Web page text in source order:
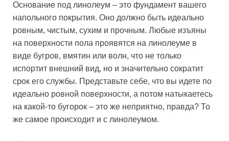
Основание под линолеум – это фундамент вашего
напольного покрытия. Оно должно быть идеально
ровным, чистым, сухим и прочным. Любые изъяны
на поверхности пола проявятся на линолеуме в
виде бугров, вмятин или волн, что не только
испортит внешний вид, но и значительно сократит
срок его службы. Представьте себе, что вы идете по
идеально ровной поверхности, а потом натыкаетесь
на какой-то бугорок – это же неприятно, правда? То
же самое происходит и с линолеумом.